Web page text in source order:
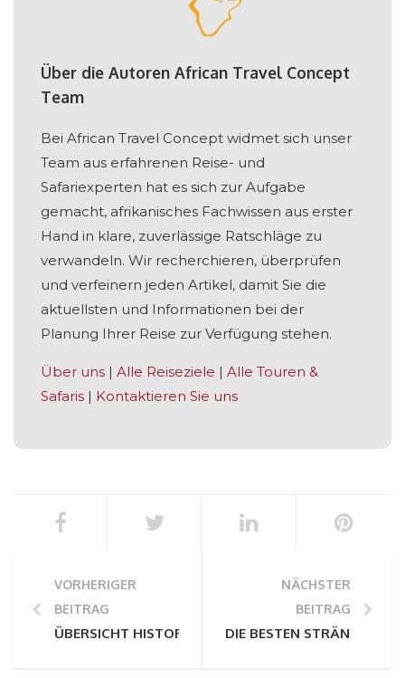
Über die Autoren African Travel Concept
Team
Bei African Travel Concept widmet sich unser
Team aus erfahrenen Reise- und
Safariexperten hat es sich zur Aufgabe
gemacht, afrikanisches Fachwissen aus erster
Hand in klare, zuverlässige Ratschläge zu
verwandeln. Wir recherchieren, überprüfen
und verfeinern jeden Artikel, damit Sie die
aktuellsten und Informationen bei der
Planung Ihrer Reise zur Verfügung stehen.
Über uns | Alle Reiseziele | Alle Touren &
Safaris | Kontaktieren Sie uns
VORHERIGER
BEITRAG
ÜBERSICHT HISTORISCHER FAKTEN KAPSTADT'S
NÄCHSTER
BEITRAG
DIE BESTEN STRÄNDE